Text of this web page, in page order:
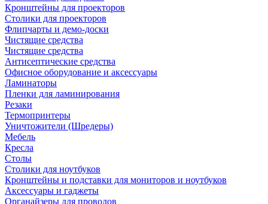
Кронштейны для проекторов
Столики для проекторов
Флипчарты и демо-доски
Чистящие средства
Чистящие средства
Антисептические средства
Офисное оборудование и аксессуары
Ламинаторы
Пленки для ламинирования
Резаки
Термопринтеры
Уничтожители (Шредеры)
Мебель
Кресла
Столы
Столики для ноутбуков
Кронштейны и подставки для мониторов и ноутбуков
Аксессуары и гаджеты
Органайзеры для проводов